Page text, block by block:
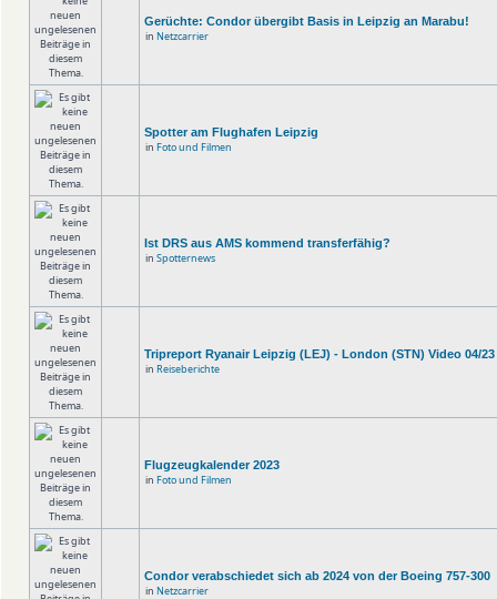
Gerüchte: Condor übergibt Basis in Leipzig an Marabu!
in Netzcarrier
Spotter am Flughafen Leipzig
in Foto und Filmen
Ist DRS aus AMS kommend transferfähig?
in Spotternews
Tripreport Ryanair Leipzig (LEJ) - London (STN) Video 04/23
in Reiseberichte
Flugzeugkalender 2023
in Foto und Filmen
Condor verabschiedet sich ab 2024 von der Boeing 757-300
in Netzcarrier